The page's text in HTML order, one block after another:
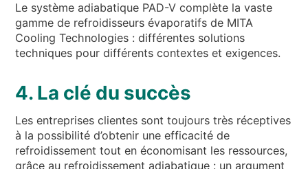
Le système adiabatique PAD-V complète la vaste
gamme de refroidisseurs évaporatifs de MITA
Cooling Technologies : différentes solutions
techniques pour différents contextes et exigences.
4. La clé du succès
Les entreprises clientes sont toujours très réceptives
à la possibilité d’obtenir une efficacité de
refroidissement tout en économisant les ressources,
grâce au refroidissement adiabatique : un argument